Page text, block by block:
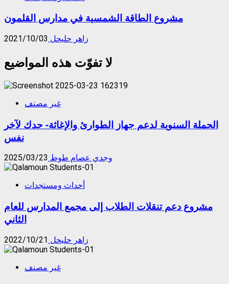
مشروع الطاقة الشمسية في مدارس القلمون
زاهر حليحل 2021/10/03
لا تفوّت هذه المواضيع
غير مصنف
الحملة السنوية لدعم جهاز الطوارئ والإغاثة- حدك لآخر
نفس
وجدي عصام طوط 2025/03/23
أحداث ومستجدات
مشروع دعم تنقلات الطلاب إلى مجمع المدارس للعام
الثاني
زاهر حليحل 2022/10/21
غير مصنف